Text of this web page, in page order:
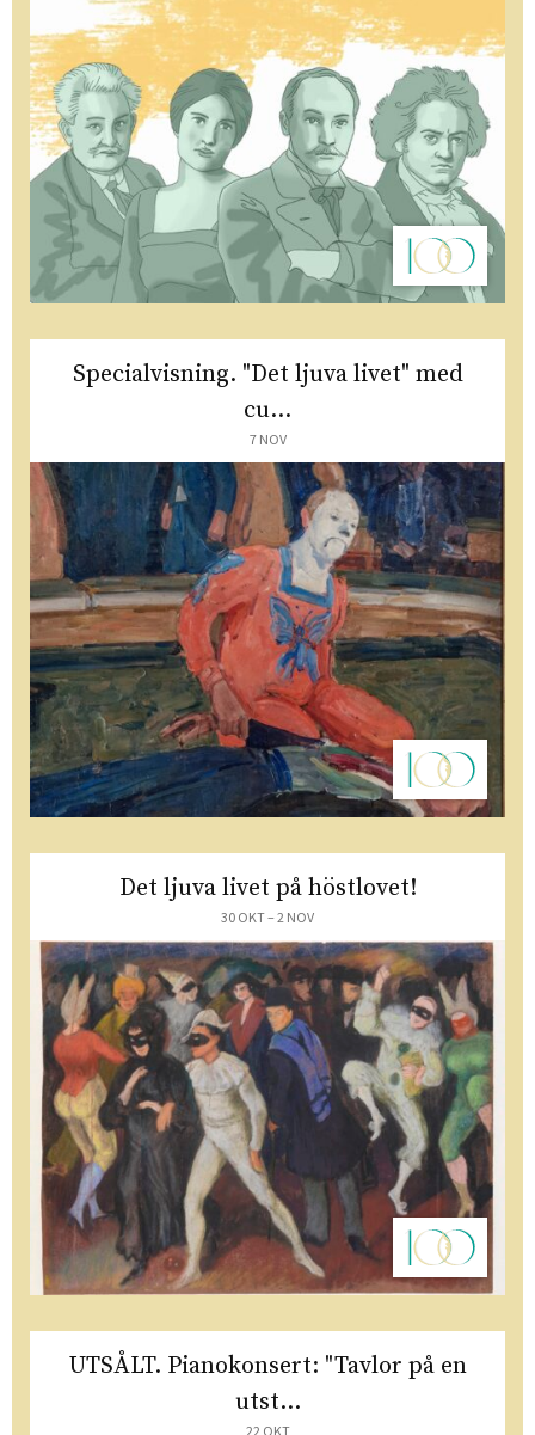
Specialvisning. "Det ljuva livet" med
cu...
7 NOV
Det ljuva livet på höstlovet!
30 OKT – 2 NOV
UTSÅLT. Pianokonsert: "Tavlor på en
utst...
22 OKT